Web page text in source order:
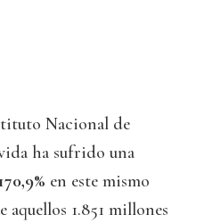
Nacional de
ha sufrido una
en este mismo
1.851 millones